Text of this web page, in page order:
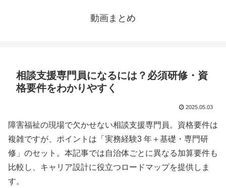
動画まとめ
相談支援専門員になるには？必須研修・資
格要件をわかりやすく
2025.05.03
障害福祉の現場で欠かせない相談支援専門員。資格要件は
複雑ですが、ポイントは「実務経験3 年＋基礎・専門研
修」のセット。本記事では自治体ごとに異なる加算要件も
比較し、キャリア設計に役立つロードマップを提供しま
す。